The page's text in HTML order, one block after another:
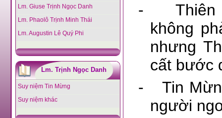
Lm. Giuse Trịnh Ngọc Danh
Lm. Phaolô Trịnh Minh Thái
Lm. Augustin Lê Quý Phi
Lm. Trịnh Ngọc Danh
Suy niệm Tin Mừng
Suy niệm khác
-
không
nhưng
cất bước
-
Tin
người